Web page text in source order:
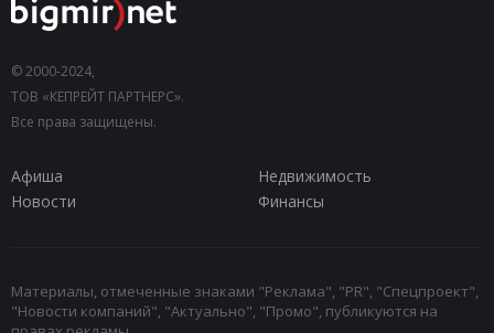
© 2000-2024,
ТОВ «КЕПРЕЙТ ПАРТНЕРС».
Все права защищены.
Афиша
Недвижимость
Новости
Финансы
Материалы, отмеченные знаками "Реклама", "PR", "Спецпроект",
"Новости компаний", "Актуально", "Промо", публикуются на